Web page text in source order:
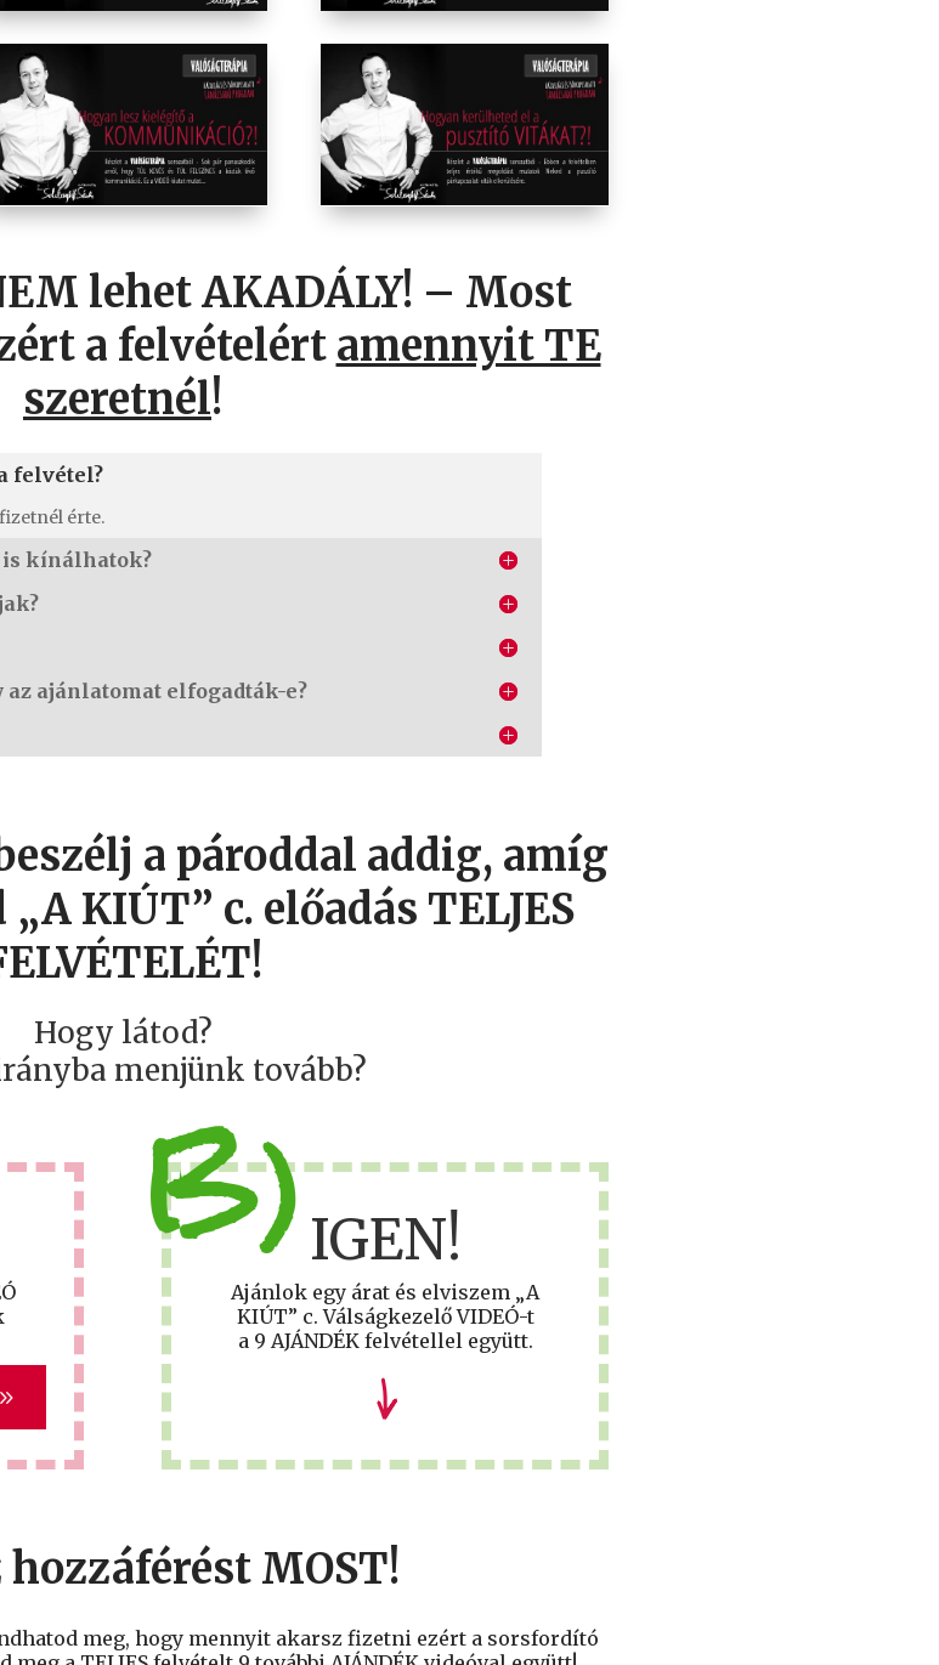
lehet AKADÁLY! – Most
a felvételért amennyit TE
szeretnél!
felvétel?
érte.
kínálhatok?
ajánlatomat elfogadták-e?
a pároddal addig, amíg
KIÚT” c. előadás TELJES
Hogy látod?
menjünk tovább?
B) IGEN!
Ajánlok egy árat és elviszem „A
KIÚT” c. Válságkezelő VIDEÓ-t
a 9 AJÁNDÉK felvétellel együtt.
hozzáférést MOST!
meg, hogy mennyit akarsz fizetni ezért a sorsfordító